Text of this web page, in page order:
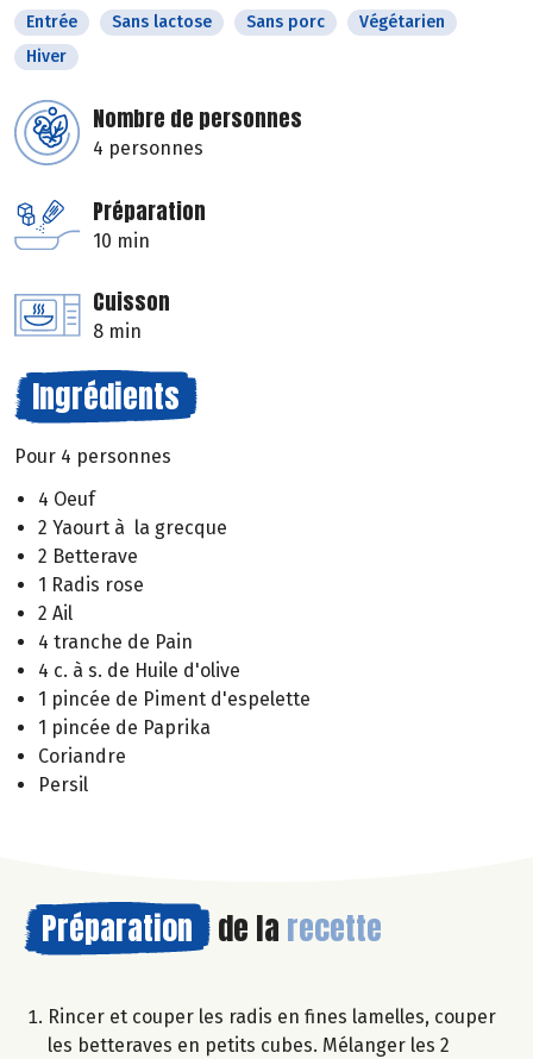
Entrée Sans lactose Sans porc
Végétarien
Hiver
Nombre de personnes
4 personnes
Préparation
10 min
Cuisson
8 min
Ingrédients
Pour 4 personnes
4 Oeuf
2 Yaourt à la grecque
2 Betterave
1 Radis rose
2 Ail
4 tranche de Pain
4 c. à s. de Huile d'olive
1 pincée de Piment d'espelette
1 pincée de Paprika
Coriandre
Persil
Préparation de la recette
Rincer et couper les radis en fines lamelles, couper
les betteraves en petits cubes. Mélanger les 2